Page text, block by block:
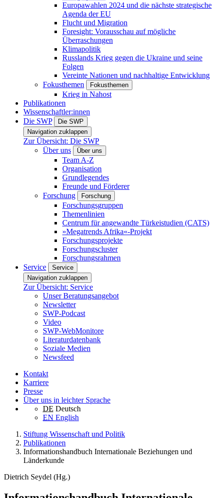
Europawahlen 2024 und die nächste strategische
Agenda der EU
Flucht und Migration
Foresight: Vorausschau auf mögliche
Überraschungen
Klimapolitik
Russlands Krieg gegen die Ukraine und seine
Folgen
Vereinte Nationen und nachhaltige Entwicklung
Fokusthemen
Fokusthemen
Krieg in Nahost
Publikationen
Wissenschaftler:innen
Die SWP
Die SWP
Navigation zuklappen
Zur Übersicht: Die SWP
Über uns
Über uns
Team A-Z
Organisation
Grundlegendes
Freunde und Förderer
Forschung
Forschung
Forschungsgruppen
Themenlinien
Centrum für angewandte Türkeistudien (CATS)
»Megatrends Afrika«-Projekt
Forschungsprojekte
Forschungscluster
Forschungsrahmen
Service
Service
Navigation zuklappen
Zur Übersicht: Service
Unser Beratungsangebot
Newsletter
SWP-Podcast
Video
SWP-WebMonitore
Literaturdatenbank
Soziale Medien
Newsfeed
Kontakt
Karriere
Presse
Über uns in leichter Sprache
DE Deutsch
EN English
Stiftung Wissenschaft und Politik
Publikationen
Informationshandbuch Internationale Beziehungen und
Länderkunde
Dietrich Seydel (Hg.)